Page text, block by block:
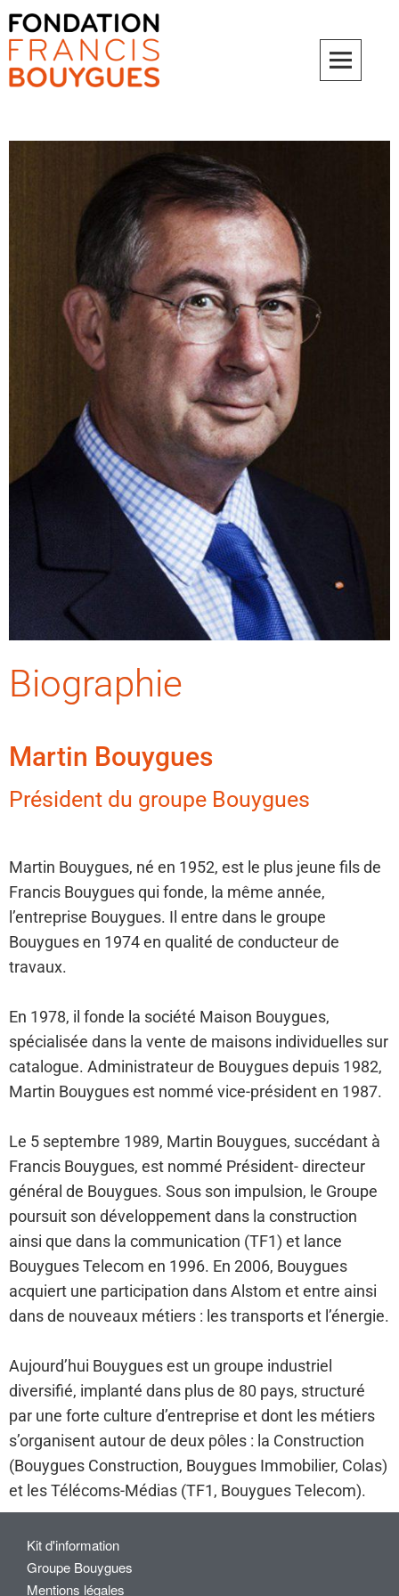
Biographie
Martin Bouygues
Président du groupe Bouygues
Martin Bouygues, né en 1952, est le plus jeune fils de
Francis Bouygues qui fonde, la même année,
l’entreprise Bouygues. Il entre dans le groupe
Bouygues en 1974 en qualité de conducteur de
travaux.
En 1978, il fonde la société Maison Bouygues,
spécialisée dans la vente de maisons individuelles sur
catalogue. Administrateur de Bouygues depuis 1982,
Martin Bouygues est nommé vice-président en 1987.
Le 5 septembre 1989, Martin Bouygues, succédant à
Francis Bouygues, est nommé Président- directeur
général de Bouygues. Sous son impulsion, le Groupe
poursuit son développement dans la construction
ainsi que dans la communication (TF1) et lance
Bouygues Telecom en 1996. En 2006, Bouygues
acquiert une participation dans Alstom et entre ainsi
dans de nouveaux métiers : les transports et l’énergie.
Aujourd’hui Bouygues est un groupe industriel
diversifié, implanté dans plus de 80 pays, structuré
par une forte culture d’entreprise et dont les métiers
s’organisent autour de deux pôles : la Construction
(Bouygues Construction, Bouygues Immobilier, Colas)
et les Télécoms-Médias (TF1, Bouygues Telecom).
Kit d'information
Groupe Bouygues
Mentions légales